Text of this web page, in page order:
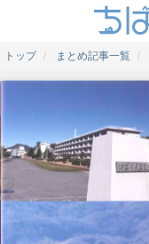
トップ まとめ記事一覧